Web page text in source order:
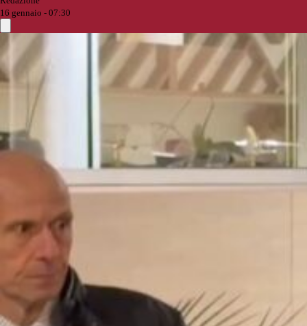
16 gennaio - 07:30